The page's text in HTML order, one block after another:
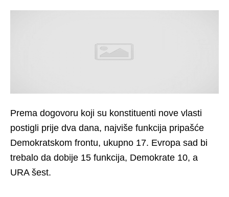
Prema dogovoru koji su konstituenti nove vlasti
postigli prije dva dana, najviše funkcija pripašće
Demokratskom frontu, ukupno 17. Evropa sad bi
trebalo da dobije 15 funkcija, Demokrate 10, a
URA šest.